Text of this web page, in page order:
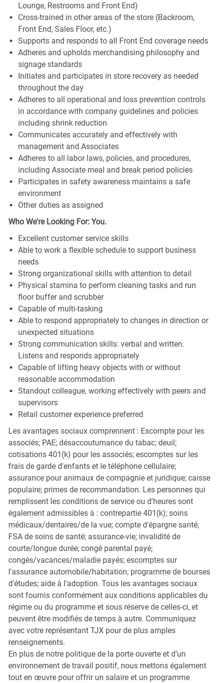
Lounge, Restrooms and Front End)
Cross-trained in other areas of the store (Backroom,
Front End, Sales Floor, etc.)
Supports and responds to all Front End coverage needs
Adheres and upholds merchandising philosophy and
signage standards
Initiates and participates in store recovery as needed
throughout the day
Adheres to all operational and loss prevention controls
in accordance with company guidelines and policies
including shrink reduction
Communicates accurately and effectively with
management and Associates
Adheres to all labor laws, policies, and procedures,
including Associate meal and break period policies
Participates in safety awareness maintains a safe
environment
Other duties as assigned
Who We're Looking For: You.
Excellent customer service skills
Able to work a flexible schedule to support business
needs
Strong organizational skills with attention to detail
Physical stamina to perform cleaning tasks and run
floor buffer and scrubber
Capable of multi-tasking
Able to respond appropriately to changes in direction or
unexpected situations
Strong communication skills: verbal and written.
Listens and responds appropriately
Capable of lifting heavy objects with or without
reasonable accommodation
Standout colleague, working effectively with peers and
supervisors
Retail customer experience preferred
Les avantages sociaux comprennent : Escompte pour les
associés; PAE; désaccoutumance du tabac; deuil;
cotisations 401(k) pour les associés; escomptes sur les
frais de garde d'enfants et le téléphone cellulaire;
assurance pour animaux de compagnie et juridique; caisse
populaire; primes de recommandation. Les personnes qui
remplissent les conditions de service ou d'heures sont
également admissibles à : contrepartie 401(k); soins
médicaux/dentaires/de la vue; compte d'épargne santé;
FSA de soins de santé; assurance-vie; invalidité de
courte/longue durée; congé parental payé;
congés/vacances/maladie payés; escomptes sur
l'assurance automobile/habitation; programme de bourses
d'études; aide à l'adoption. Tous les avantages sociaux
sont fournis conformément aux conditions applicables du
régime ou du programme et sous réserve de celles-ci, et
peuvent être modifiés de temps à autre. Communiquez
avec votre représentant TJX pour de plus amples
renseignements.
En plus de notre politique de la porte ouverte et d’un
environnement de travail positif, nous mettons également
tout en œuvre pour offrir un salaire et un programme